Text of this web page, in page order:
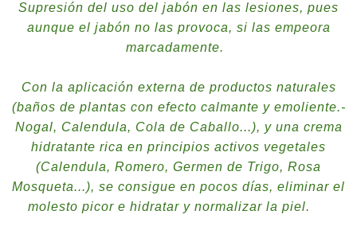
Supresión del uso del jabón en las lesiones, pues
aunque el jabón no las provoca, si las empeora
marcadamente.
Con la aplicación externa de productos naturales
(baños de plantas con efecto calmante y emoliente.-
Nogal, Calendula, Cola de Caballo...), y una crema
hidratante rica en principios activos vegetales
(Calendula, Romero, Germen de Trigo, Rosa
Mosqueta...), se consigue en pocos días, eliminar el
molesto picor e hidratar y normalizar la piel.